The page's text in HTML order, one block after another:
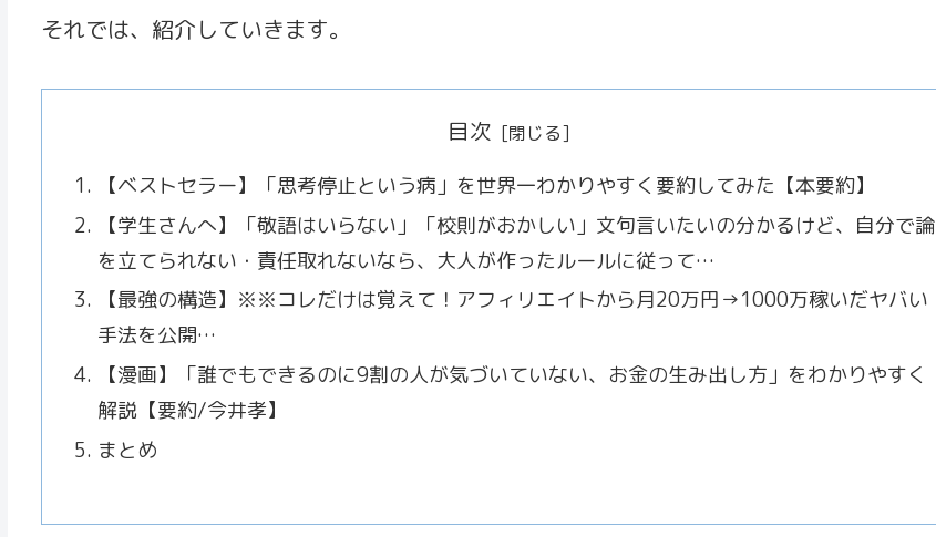
それでは、紹介していきます。
目次
【ベストセラー】「思考停止という病」を世界一わかりやすく要約してみた【本要約】
【学生さんへ】「敬語はいらない」「校則がおかしい」文句言いたいの分かるけど、自分で論
を立てられない・責任取れないなら、大人が作ったルールに従って…
【最強の構造】※※コレだけは覚えて！アフィリエイトから月20万円→1000万稼いだヤバい
手法を公開…
【漫画】「誰でもできるのに9割の人が気づいていない、お金の生み出し方」をわかりやすく
解説【要約/今井孝】
まとめ